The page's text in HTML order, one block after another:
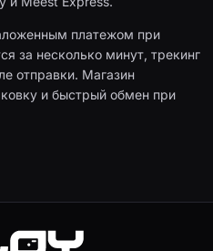
платежом при
за несколько минут, трекинг
отправки. Магазин
и быстрый обмен при